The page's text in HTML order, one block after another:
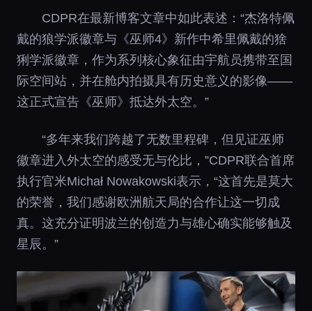
CDPR在最新博客文章中如此表述：“杰洛特佩
戴的狼学派徽章与《巫师4》新作中希里佩戴的猞
猁学派徽章，作为系列核心象征由宇航员携带至国
际空间站，并在舱内拍摄具有历史意义的影像——
这正式宣告《巫师》抵达外太空。”
“多年来我们跨越了无数里程碑，但见证巫师
徽章进入外太空的感受无与伦比，”CDPR联合首席
执行官米Michał Nowakowski表示，“这首先是莫大
的荣誉，我们感谢欧洲航天局的合作让这一切成
真。这充分证明波兰的创造力与雄心确实能够触及
星辰。”